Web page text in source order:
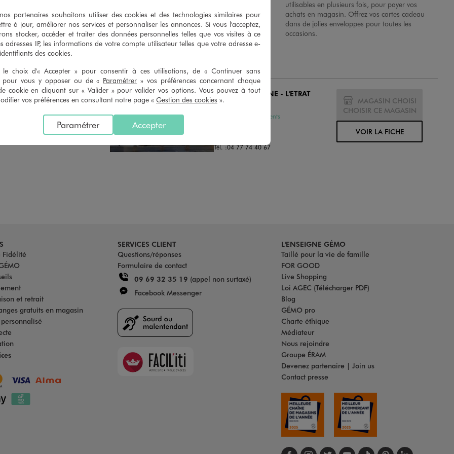
utilisables en plusieurs fois, pour payer vos
achats en magasin. Offrez vos cartes cadeau
dans de jolies enveloppes pour toutes les
occasions.
MAGASIN CHOISI
VOIR LA FICHE
Distance :
24.6 Km GEMO ST ETIENNE - L'ETRAT
FERMÉ
Chaussures et Vêtements
Tél. :04 77 74 40 67
MAGASIN CHOISI
CHOISIR CE MAGASIN
VOIR LA FICHE
Fidélité
et retrait
gratuits en magasin
SERVICES CLIENT
Questions/réponses
Formulaire de contact
09 69 32 35 19 (appel non surtaxé)
Facebook Messenger
Faciliti
L'ENSEIGNE GÉMO
Taillé pour la vie de famille
FOR GOOD
Live Shopping
Loi AGEC (Télécharger PDF)
Blog
GÉMO pro
Charte éthique
Médiateur
Nous rejoindre
Groupe ÉRAM
Devenez partenaire | Join us
Contact presse
partenaires souhaitons utiliser des cookies et des technologies similaires pour
à jour, améliorer nos services et personnaliser les annonces. Si vous l'acceptez,
stocker, accéder et traiter des données personnelles telles que vos visites à ce
adresses IP, les informations de votre compte utilisateur telles que votre adresse e-
des cookies.
le choix d'« Accepter » pour consentir à ces utilisations, de « Continuer sans
pour vous y opposer ou de « Paramétrer » vos préférences concernant chaque
cookie en cliquant sur « Valider » pour valider vos options. Vous pouvez à tout
vos préférences en consultant notre page « Gestion des cookies ».
Accepter
Paramétrer